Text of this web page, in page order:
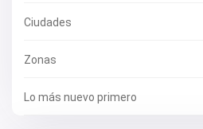
Ciudades
Zonas
Lo más nuevo primero